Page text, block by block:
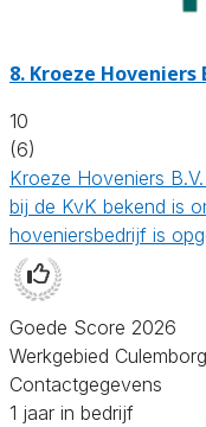
8. Kroeze Hoveniers
10
(6)
Kroeze Hoveniers
bij de KvK bekend is
hoveniersbedrijf is
Goede Score 2026
Werkgebied Culemborg
Contactgegevens
1 jaar in bedrijf